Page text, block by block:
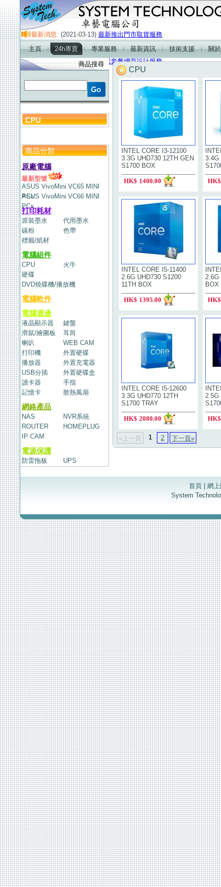
最新消息: (2021-03-13) 最新推出門市取貨服務
(2021-01-01)
(2018-01-01)最新產品-2.1超重低音喇叭
(2018-01-01)企業套餐網頁設計服務
主頁 24h專賣 專業服務 最新資訊 技術支援 關
商品搜尋
CPU
商品分類
原廠電腦
最新型號
ASUS VivoMini VC65 MINI
PCs
ASUS VivoMini VC66 MINI
PCs
打印耗材
原裝墨水
代用墨水
碳粉
色帶
標籤/紙材
電腦組件
CPU
火牛
硬碟
DVD燒碟機/播放機
電腦軟件
電腦週邊
液晶顯示器
鍵盤
滑鼠/繪圖板
耳筒
喇叭
WEB CAM
打印機
外置硬碟
播放器
外置充電器
USB分插
外置硬碟盒
讀卡器
手指
記憶卡
散熱風扇
網絡產品
NAS
NVR系統
ROUTER
HOMEPLUG
IP CAM
電源保護
防雷拖板 UPS
CPU
INTEL CORE I3-12100
3.3G UHD730 12TH GEN
S1700 BOX
HK$ 1400.00
3.4G
HK$
INTEL CORE I5-11400
2.6G UHD730 S1200
11TH BOX
HK$ 1395.00
2.6G
BOX
HK$
INTEL CORE I5-12600
3.3G UHD770 12TH
S1700 TRAY
HK$ 2080.00
2.5G
HK$
«上一頁 1 2 下一頁»
首頁| 網
System